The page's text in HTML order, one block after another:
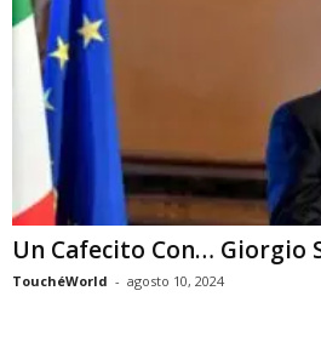
Un Cafecito Con… Giorgio
TouchéWorld - agosto 10, 2024